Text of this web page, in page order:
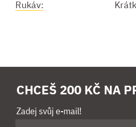
Rukáv:
CHCEŠ 200 KČ NA
Zadej svůj e-mail!